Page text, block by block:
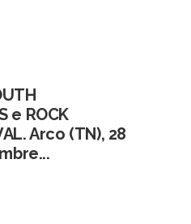
e ROCK
Arco (TN), 28